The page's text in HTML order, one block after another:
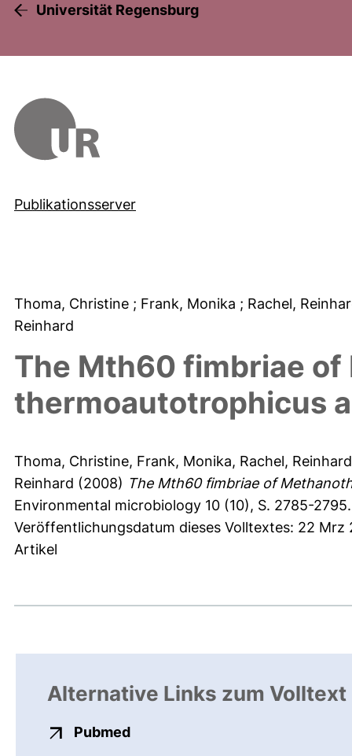
Universität Regensburg
Publikationsserver
Thoma, Christine ; Frank, Monika ; Rachel,
Reinhard
The Mth60 fimbriae
thermoautotrophicus
Thoma, Christine, Frank, Monika, Rachel, Reinhard
Reinhard (2008) The Mth60 fimbriae of
Environmental microbiology 10 (10), S. 2785-2795.
Veröffentlichungsdatum dieses Volltextes: 22 Mrz
Artikel
Alternative Links zum Volltext
Pubmedexterner Link, öffnet neues